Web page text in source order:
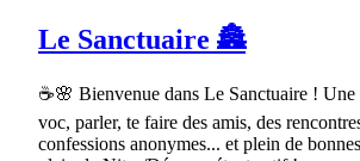
Le Sanctuaire 🏯
☕🌸 Bienvenue dans Le Sanctuaire !
voc, parler, te faire des amis, des
confessions anonymes... et plein de